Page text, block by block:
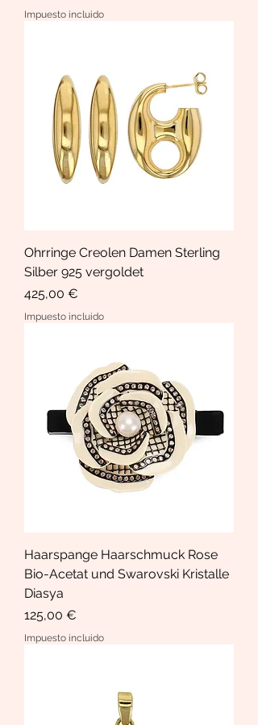
Impuesto incluido
Ohrringe Creolen Damen Sterling
Silber 925 vergoldet
Precio
425,00 €
Impuesto incluido
Haarspange Haarschmuck Rose
Bio-Acetat und Swarovski Kristalle
Diasya
Precio
125,00 €
Impuesto incluido